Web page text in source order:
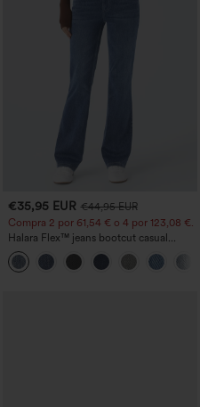
€35,95 EUR €44,95 EUR
Compra 2 por 61,54 € o 4 por 123,08 €.
Halara Flex™ jeans bootcut casual
lavados, de talle alto y con bolsillos